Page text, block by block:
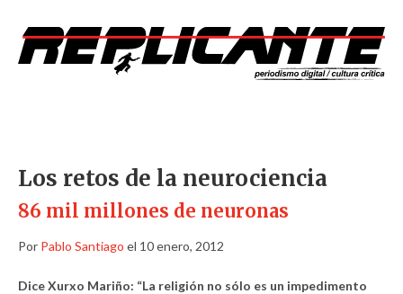
Los retos de la neurociencia
86 mil millones de neuronas
Por Pablo Santiago el 10 enero, 2012
Dice Xurxo Mariño: “La religión no sólo es un impedimento